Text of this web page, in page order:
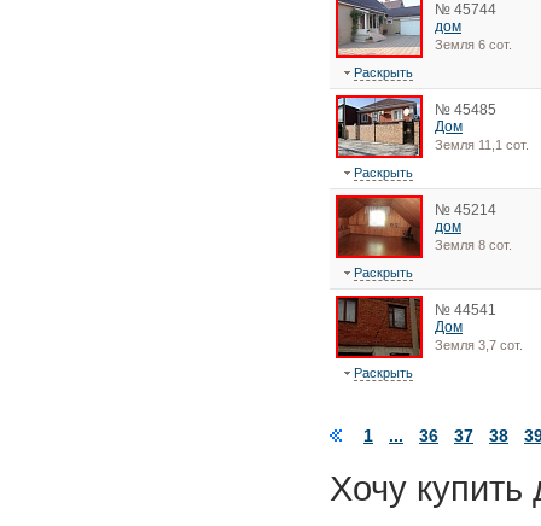
№ 45744
дом
Земля 6 сот.
Раскрыть
№ 45485
Дом
Земля 11,1 сот.
Раскрыть
№ 45214
дом
Земля 8 сот.
Раскрыть
№ 44541
Дом
Земля 3,7 сот.
Раскрыть
1 ... 36 37 38
Хочу купить